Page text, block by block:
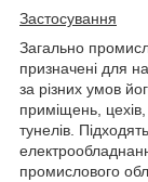
Застосування
Загально
призначені для
за різних умов
приміщень,
тунелів.
промислового